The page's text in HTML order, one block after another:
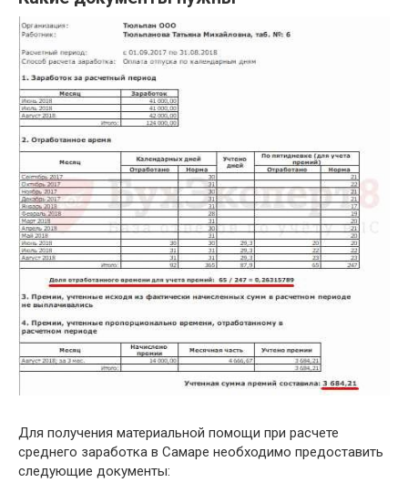
Для получения материальной помощи при расчете
среднего заработка в Самаре необходимо предоставить
следующие документы: